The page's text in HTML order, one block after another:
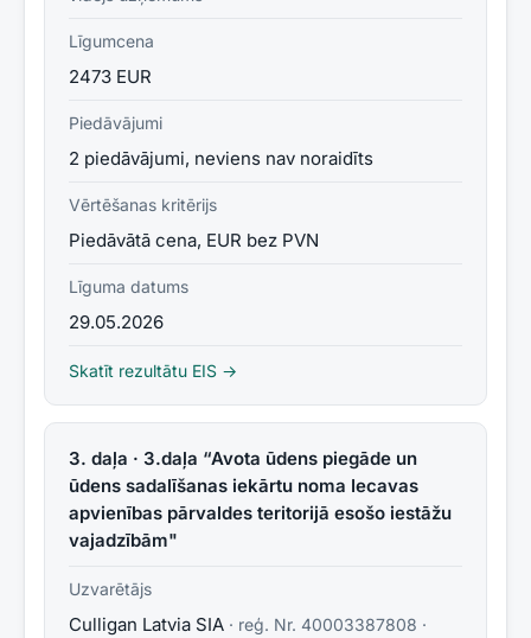
Līgumcena
2473 EUR
Piedāvājumi
2 piedāvājumi, neviens nav noraidīts
Vērtēšanas kritērijs
Piedāvātā cena, EUR bez PVN
Līguma datums
29.05.2026
Skatīt rezultātu EIS →
3. daļa · 3.daļa “Avota ūdens piegāde un
ūdens sadalīšanas iekārtu noma Iecavas
apvienības pārvaldes teritorijā esošo iestāžu
vajadzībām"
Uzvarētājs
Culligan Latvia SIA · reģ. Nr. 40003387808 ·